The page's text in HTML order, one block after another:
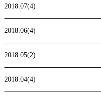
2018.07(4)
2018.06(4)
2018.05(2)
2018.04(4)